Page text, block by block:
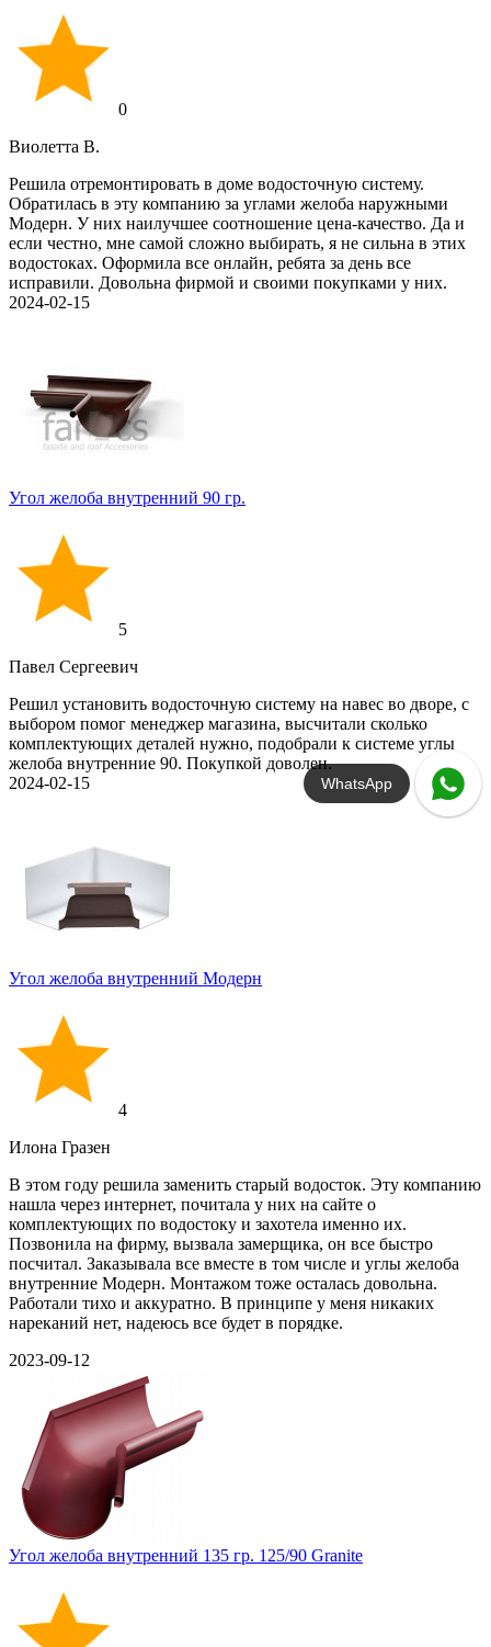
0
Виолетта В.
Решила отремонтировать в доме водосточную систему.
Обратилась в эту компанию за углами желоба наружными
Модерн. У них наилучшее соотношение цена-качество. Да и
если честно, мне самой сложно выбирать, я не сильна в этих
водостоках. Оформила все онлайн, ребята за день все
исправили. Довольна фирмой и своими покупками у них.
2024-02-15
Угол желоба внутренний 90 гр.
5
Павел Сергеевич
Решил установить водосточную систему на навес во дворе, с
выбором помог менеджер магазина, высчитали сколько
комплектующих деталей нужно, подобрали к системе углы
желоба внутренние 90. Покупкой доволен.
2024-02-15
Угол желоба внутренний Модерн
4
Илона Гразен
В этом году решила заменить старый водосток. Эту компанию
нашла через интернет, почитала у них на сайте о
комплектующих по водостоку и захотела именно их.
Позвонила на фирму, вызвала замерщика, он все быстро
посчитал. Заказывала все вместе в том числе и углы желоба
внутренние Модерн. Монтажом тоже осталась довольна.
Работали тихо и аккуратно. В принципе у меня никаких
нареканий нет, надеюсь все будет в порядке.
2023-09-12
Угол желоба внутренний 135 гр. 125/90 Granite
WhatsApp